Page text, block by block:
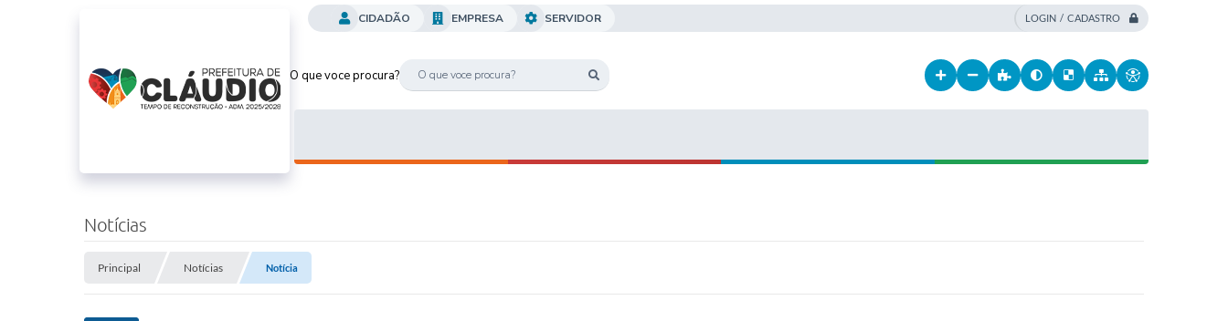
LOGIN / CADASTRO
O que voce procura?
CIDADÃO EMPRESA SERVIDOR
Notícias
Principal Notícias Notícia